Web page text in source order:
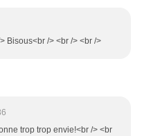
Bisous<br /> <br /> <br />
trop trop envie!<br /> <br